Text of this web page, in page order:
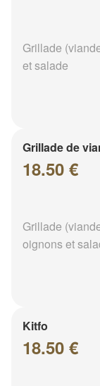
Grillade
et salade
Grillade de
18.50 €
Grillade
oignons et
Kitfo
18.50 €